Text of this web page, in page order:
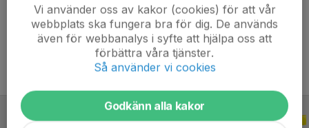
Position
-
Ålder
11 år
ALLA SERIER ALLA ÅR
Vi använder oss av kakor (cookies) för att vår
webbplats ska fungera bra för dig. De används
även för webbanalys i syfte att hjälpa oss att
förbättra våra tjänster.
Så använder vi cookies
Godkänn alla kakor